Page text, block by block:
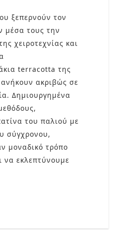
ξεπερνούν τον
μέσα τους την
χειροτεχνίας και
terracotta της
ακριβώς σε
Δημιουργημένα
του παλιού με
σύγχρονου,
μοναδικό τρόπο
να εκλεπτύνουμε